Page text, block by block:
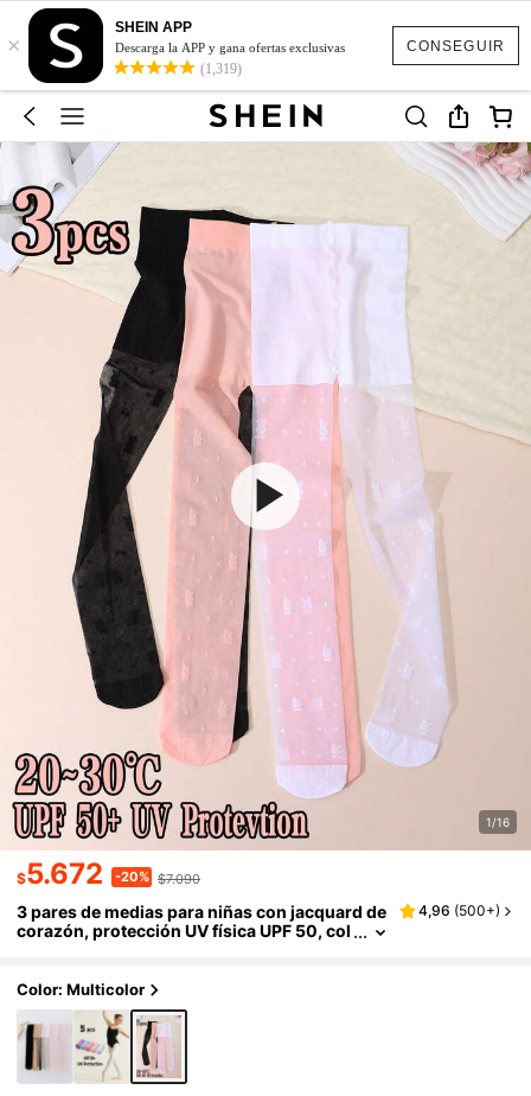
CONSEGUIR
×
SHEIN APP
Descarga la APP y gana ofertas exclusivas
(1,319)
1/16
$5.672 -20% $7.090
3 pares de medias para niñas con jacquard de
corazón, protección UV física UPF 50, col
o
4,96 (500+)
Color: Multicolor